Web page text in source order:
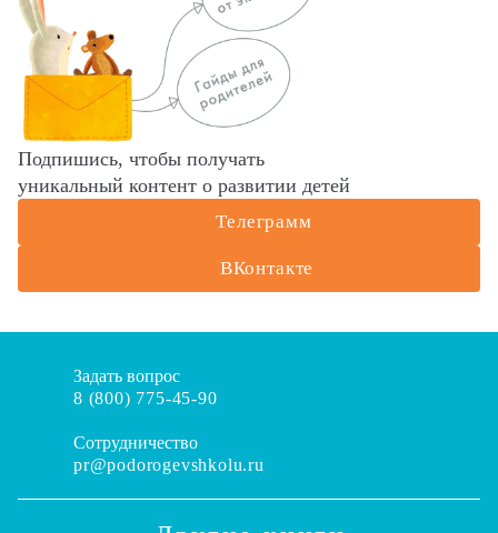
Подпишись, чтобы получать
уникальный контент о развитии детей
Телеграмм
ВКонтакте
Задать вопрос
8 (800) 775-45-90
Сотрудничество
pr@podorogevshkolu.ru